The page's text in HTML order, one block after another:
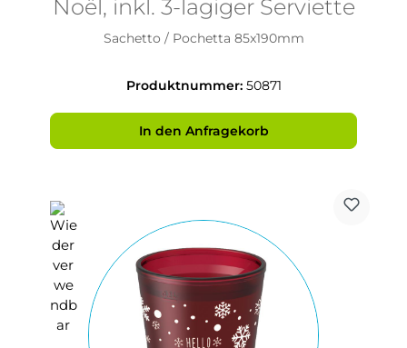
Noël, inkl. 3-lagiger Serviette
Sachetto / Pochetta 85x190mm
Produktnummer: 50871
In den Anfragekorb